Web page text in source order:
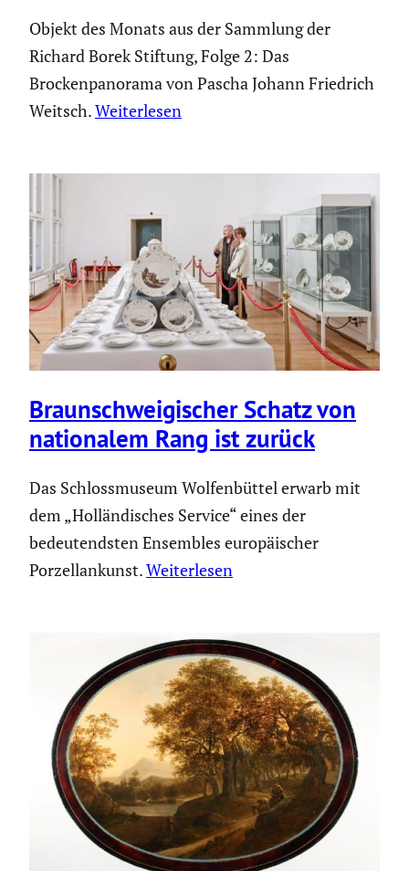
Objekt des Monats aus der Sammlung der
Richard Borek Stiftung, Folge 2: Das
Brockenpanorama von Pascha Johann Friedrich
Weitsch.Weiterlesen
Braun­schwei­gi­scher Schatz von
natio­nalem Rang ist zurück
Das Schlossmuseum Wolfenbüttel erwarb mit
dem „Holländisches Service“ eines der
bedeutendsten Ensembles europäischer
Porzellankunst.Weiterlesen